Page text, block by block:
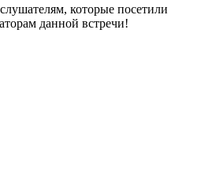
которые посетили
данной встречи!